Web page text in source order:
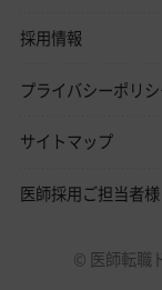
採用情報
プライバシーポリ
サイトマップ
医師採用ご担当者
© 医師転職